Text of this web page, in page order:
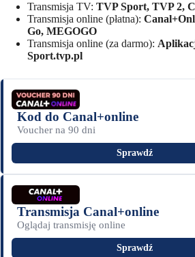
Transmisja TV: TVP Sport, TVP 2,
Transmisja online (płatna):
Go, MEGOGO
Transmisja online (za darmo):
Sport.tvp.pl
Kod do Canal+online
Voucher na 90 dni
Sprawdź
Transmisja Canal+online
Oglądaj transmisję online
Sprawdź